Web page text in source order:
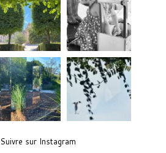
Suivre sur Instagram